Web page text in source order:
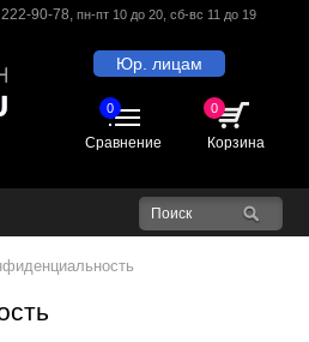
90-78, пн-пт 10 до 20, сб-вс 11 до 19
Юр. лицам
0
Корзина
0
Сравнение